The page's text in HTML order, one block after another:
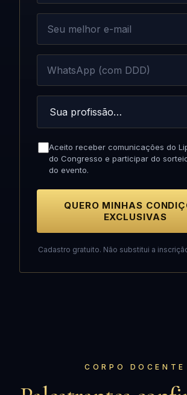
Aceito receber comunicações do
do Congresso e participar do
do evento.
QUERO MINHAS
EXCLUSIVAS
Cadastro gratuito. Não substitui a
CORPO DOCENTE